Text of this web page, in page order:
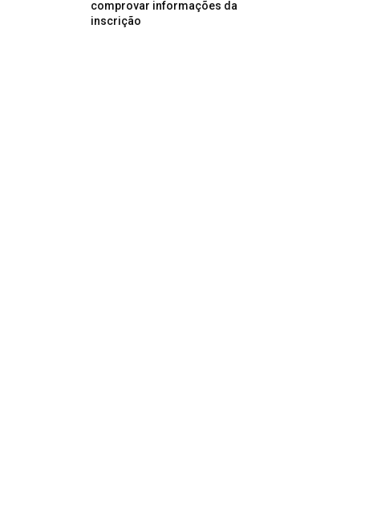
comprovar informações da
inscrição